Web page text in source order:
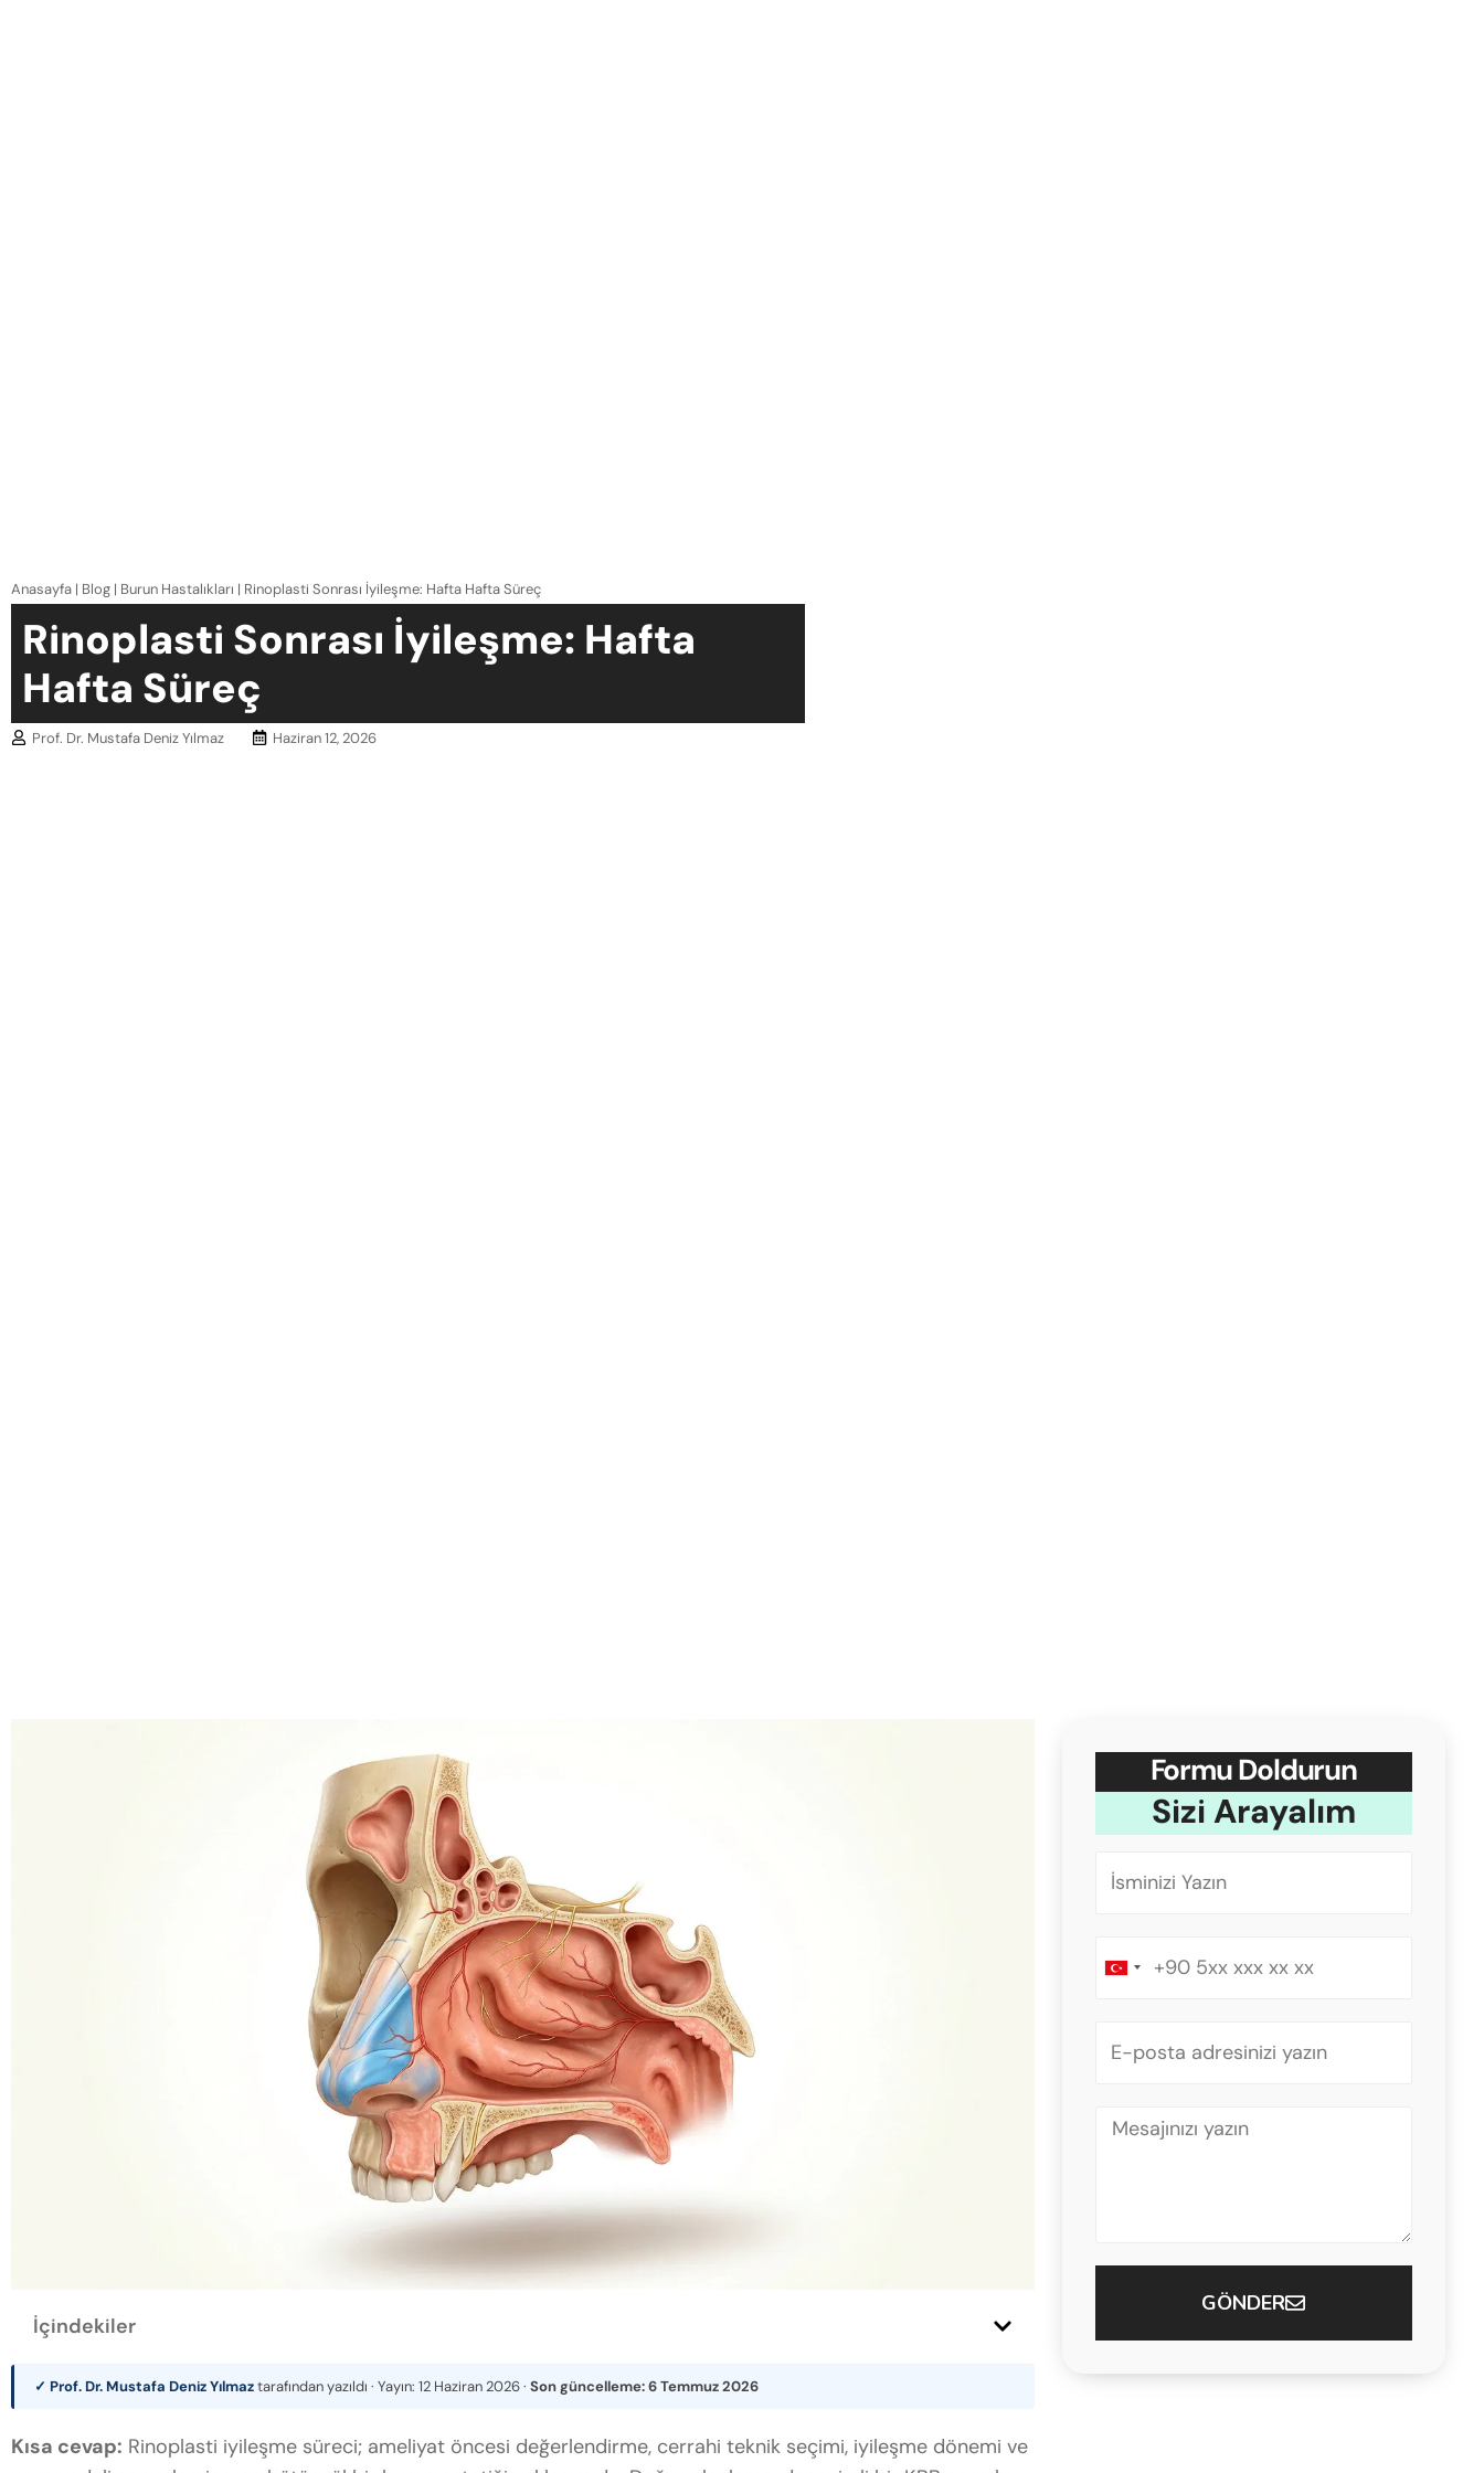
Anasayfa | Blog | Burun Hastalıkları | Rinoplasti Sonrası İyileşme: Hafta Hafta Süreç
Rinoplasti Sonrası İyileşme: Hafta
Hafta Süreç
Prof. Dr. Mustafa Deniz Yılmaz Haziran 12, 2026
İçindekiler
✓ Prof. Dr. Mustafa Deniz Yılmaztarafından yazıldı · Yayın: 12 Haziran 2026· Son güncelleme:6 Temmuz 2026
Kısa cevap: Rinoplasti iyileşme süreci; ameliyat öncesi değerlendirme, cerrahi teknik seçimi, iyileşme dönemi ve
Formu Doldurun
Sizi Arayalım
Turkey
GÖNDER